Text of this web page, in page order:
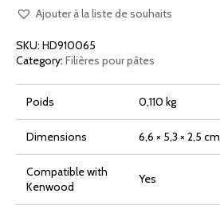
A3 Ajouter à la liste de souhaits
SKU: HD910065
Category: Filières pour pâtes
Poids 0,110 kg
Dimensions 6,6 × 5,3 × 2,5 cm
Compatible with
Kenwood
Yes